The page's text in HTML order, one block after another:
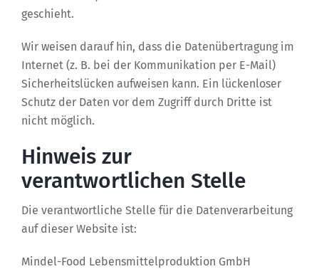
geschieht.
Wir weisen darauf hin, dass die Datenübertragung im
Internet (z. B. bei der Kommunikation per E-Mail)
Sicherheitslücken aufweisen kann. Ein lückenloser
Schutz der Daten vor dem Zugriff durch Dritte ist
nicht möglich.
Hinweis zur
verantwortlichen Stelle
Die verantwortliche Stelle für die Datenverarbeitung
auf dieser Website ist:
Mindel-Food Lebensmittelproduktion GmbH